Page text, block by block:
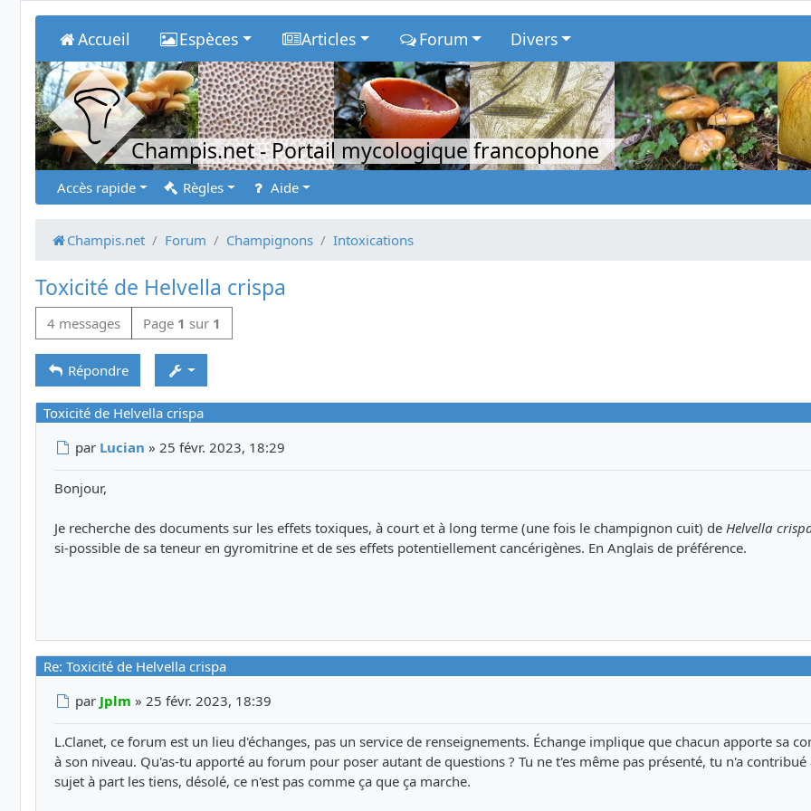
Accueil Espèces Articles Forum Divers
Champis.net- Portail mycologique francophone
Accès rapide Règles Aide
Champis.net Forum Champignons Intoxications
Toxicité de Helvella crispa
4 messages Page 1 sur 1
Répondre
Toxicité de Helvella crispa
Message
par Lucian » 25 févr. 2023, 18:29
Bonjour,
Je recherche des documents sur les effets toxiques, à court et à long terme (une fois le champignon cuit) de Helvella
si-possible de sa teneur en gyromitrine et de ses effets potentiellement cancérigènes. En Anglais de préférence.
Re: Toxicité de Helvella crispa
Message
par Jplm » 25 févr. 2023, 18:39
L.Clanet, ce forum est un lieu d'échanges, pas un service de renseignements. Échange implique que chacun apporte sa
à son niveau. Qu'as-tu apporté au forum pour poser autant de questions ? Tu ne t'es même pas présenté, tu n'a contribué
sujet à part les tiens, désolé, ce n'est pas comme ça que ça marche.